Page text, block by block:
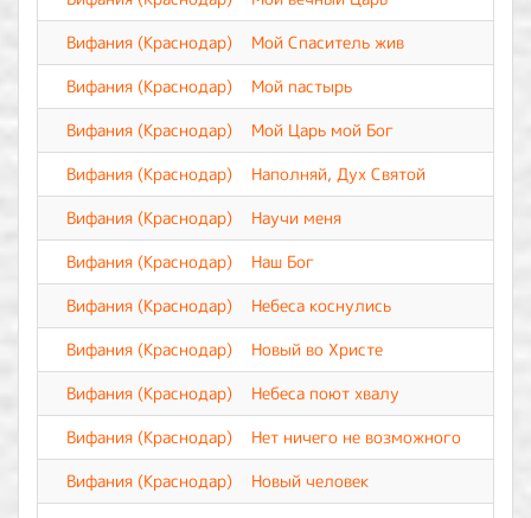
Вифания (Краснодар)
Мой Спаситель жив
Вифания (Краснодар)
Мой пастырь
Вифания (Краснодар)
Мой Царь мой Бог
Вифания (Краснодар)
Наполняй, Дух Святой
Вифания (Краснодар)
Научи меня
Вифания (Краснодар)
Наш Бог
Вифания (Краснодар)
Небеса коснулись
Вифания (Краснодар)
Новый во Христе
Вифания (Краснодар)
Небеса поют хвалу
Вифания (Краснодар)
Нет ничего не возможного
Вифания (Краснодар)
Новый человек